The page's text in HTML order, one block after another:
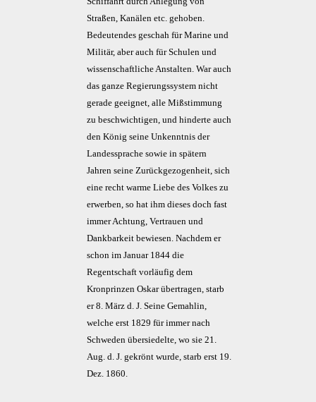
Straßen, Kanälen etc. gehoben.
Bedeutendes geschah für Marine und
Militär, aber auch für Schulen und
wissenschaftliche Anstalten. War auch
das ganze Regierungssystem nicht
gerade geeignet, alle Mißstimmung
zu beschwichtigen, und hinderte auch
den König seine Unkenntnis der
Landessprache sowie in spätern
Jahren seine Zurückgezogenheit, sich
eine recht warme Liebe des Volkes zu
erwerben, so hat ihm dieses doch fast
immer Achtung, Vertrauen und
Dankbarkeit bewiesen. Nachdem er
schon im Januar 1844 die
Regentschaft vorläufig dem
Kronprinzen Oskar übertragen, starb
er 8. März d. J. Seine Gemahlin,
welche erst 1829 für immer nach
Schweden übersiedelte, wo sie 21.
Aug. d. J. gekrönt wurde, starb erst 19.
Dez. 1860.